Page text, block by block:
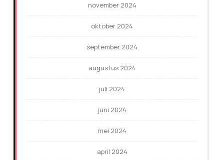
november 2024
oktober 2024
september 2024
augustus 2024
juli 2024
juni 2024
mei 2024
april 2024